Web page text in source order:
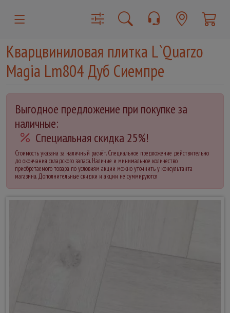
Кварцвиниловая плитка L`Quarzo
Magia Lm804 Дуб Сиемпре
Выгодное предложение при покупке за
наличные:
Специальная скидка 25%!
Стоимость указана за наличный расчёт. Специальное предложение действительно
до окончания складского запаса. Наличие и минимальное количество
приобретаемого товара по условиям акции можно уточнить у консультанта
магазина. Дополнительные скидки и акции не суммируются